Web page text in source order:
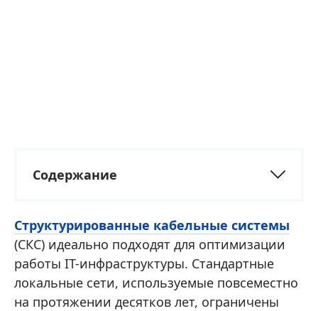
Содержание
Структурированные кабельные системы
(СКС) идеально подходят для оптимизации
работы IT-инфраструктуры. Стандартные
локальные сети, используемые повсеместно
на протяжении десятков лет, ограничены